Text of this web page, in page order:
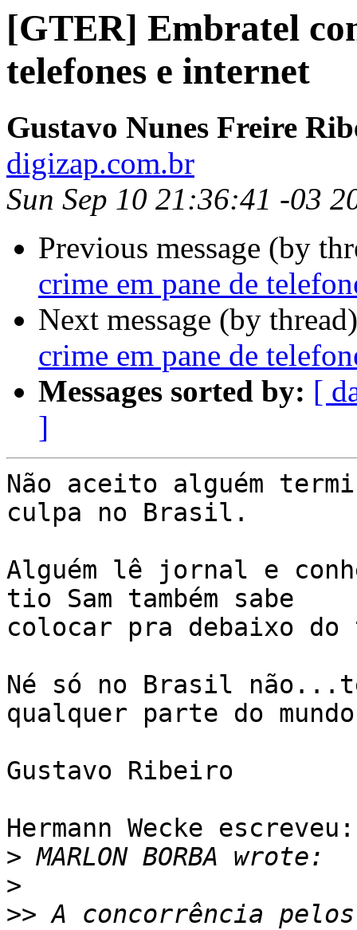
[GTER] Embratel
telefones e internet
Gustavo Nunes Freire
digizap.com.br
Sun Sep 10 21:36:41 -03
Previous message (by
crime em pane de
Next message (by
crime em pane de
Messages sorted by: [
]
Não aceito alguém
culpa no Brasil.
Alguém lê jornal e
tio Sam também sabe
colocar pra debaixo do
Né só no Brasil
qualquer parte do
Gustavo Ribeiro
Hermann Wecke escreveu:
>
>
>> A concorrência